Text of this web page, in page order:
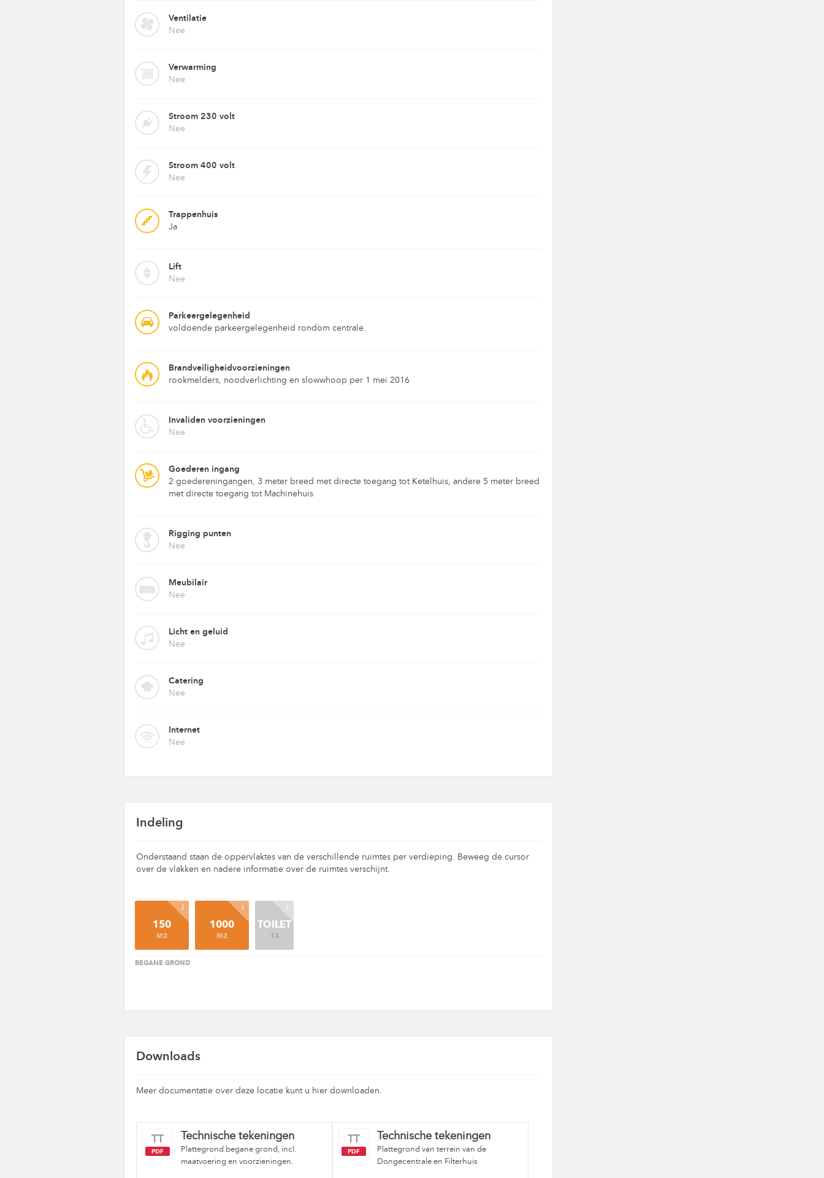
Ventilatie
Nee
Verwarming
Nee
Stroom 230 volt
Nee
Stroom 400 volt
Nee
Trappenhuis
Ja
Lift
Nee
Parkeergelegenheid
voldoende parkeergelegenheid rondom centrale.
Brandveiligheidvoorzieningen
rookmelders, noodverlichting en slowwhoop per 1 mei 2016
Invaliden voorzieningen
Nee
Goederen ingang
2 goedereningangen, 3 meter breed met directe toegang tot Ketelhuis, andere 5 meter breed
met directe toegang tot Machinehuis
Rigging punten
Nee
Meubilair
Nee
Licht en geluid
Nee
Catering
Nee
Internet
Nee
Indeling
Onderstaand staan de oppervlaktes van de verschillende ruimtes per verdieping. Beweeg de cursor
over de vlakken en nadere informatie over de ruimtes verschijnt.
150
M2
i
1000
M2
i
TOILET
13
BEGANE GROND
Downloads
Meer documentatie over deze locatie kunt u hier downloaden.
TT
PDF
Technische tekeningen
Plattegrond begane grond, incl.
maatvoering en voorzieningen.
TT
PDF
Technische tekeningen
Plattegrond van terrein van de
Dongecentrale en Filterhuis